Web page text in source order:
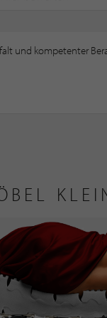
und kompetenter